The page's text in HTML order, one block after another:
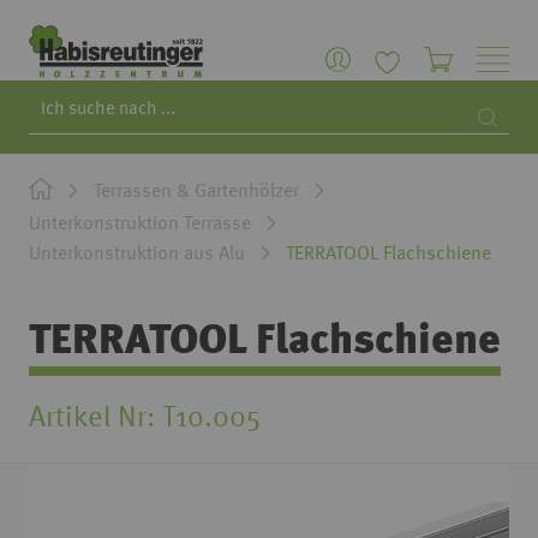
Terrassen & Gartenhölzer
Unterkonstruktion Terrasse
Unterkonstruktion aus Alu
TERRATOOL Flachschiene
TERRATOOL Flachschiene
Artikel Nr T10.005